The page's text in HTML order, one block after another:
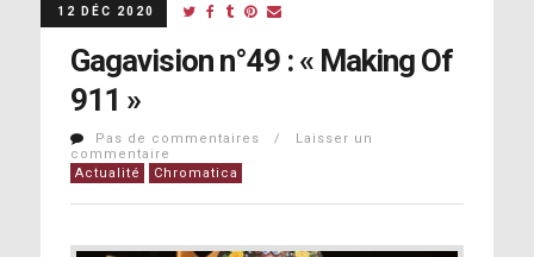
12 DÉC 2020
Gagavision n°49 : « Making Of
911 »
Pas de commentaires / Laisser un
commentaire
Actualité
Chromatica